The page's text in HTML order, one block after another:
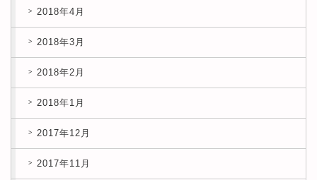
2018年4月
2018年3月
2018年2月
2018年1月
2017年12月
2017年11月